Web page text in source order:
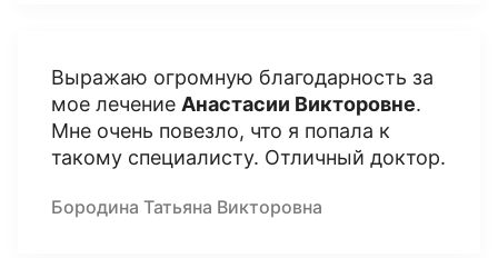
Выражаю огромную благодарность за
мое лечение Анастасии Викторовне.
Мне очень повезло, что я попала к
такому специалисту. Отличный доктор.
Бородина Татьяна Викторовна